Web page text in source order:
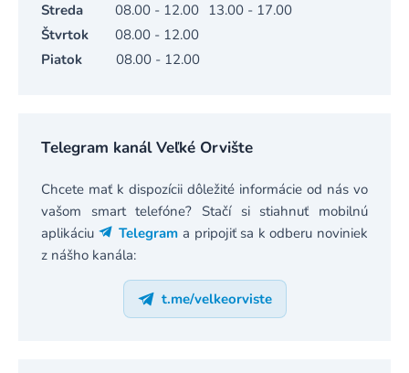
Streda
08.00 - 12.00 13.00 - 17.00
Štvrtok
08.00 - 12.00
Piatok
08.00 - 12.00
Telegram kanál Veľké Orvište
Chcete mať k dispozícii dôležité informácie od nás vo
vašom smart telefóne? Stačí si stiahnuť mobilnú
aplikáciu
Telegram a pripojiť sa k odberu noviniek
z nášho kanála:
t.me/velkeorviste